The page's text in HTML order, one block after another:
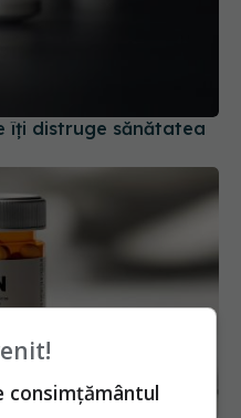
Cine ar trebui să
noile studii
consimțământul